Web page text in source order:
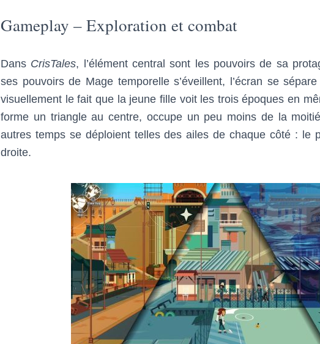
Gameplay – Exploration et combat
Dans CrisTales, l’élément central sont les pouvoirs de sa
ses pouvoirs de Mage temporelle s’éveillent, l’écran se
visuellement le fait que la jeune fille voit les trois époques en
forme un triangle au centre, occupe un peu moins de la
autres temps se déploient telles des ailes de chaque côté : le
droite.